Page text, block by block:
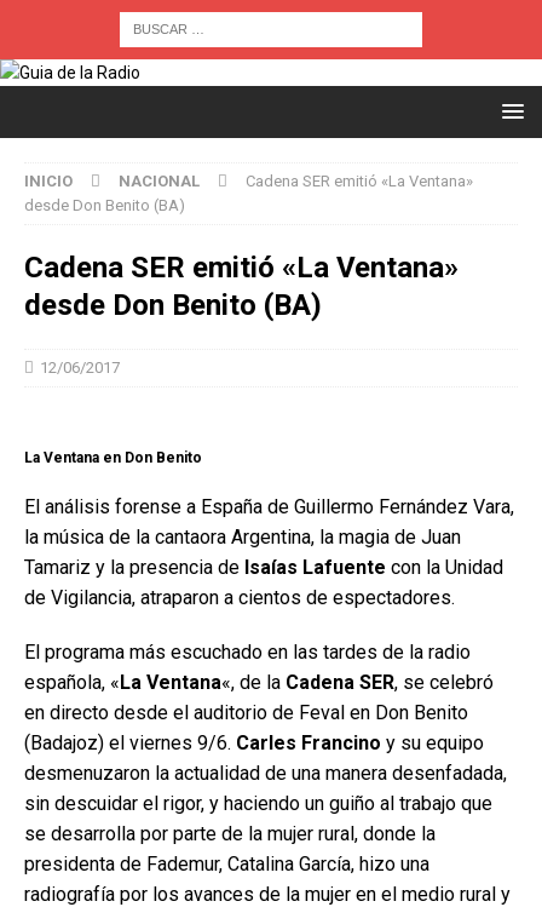
INICIO NACIONAL
Cadena SER emitió «La Ventana»
desde Don Benito (BA)
Cadena SER emitió «La Ventana»
desde Don Benito (BA)
12/06/2017
La Ventana en Don Benito
El análisis forense a España de Guillermo Fernández Vara,
la música de la cantaora Argentina, la magia de Juan
Tamariz y la presencia de Isaías Lafuente con la Unidad
de Vigilancia, atraparon a cientos de espectadores.
El programa más escuchado en las tardes de la radio
española, «La Ventana«, de la Cadena SER, se celebró
en directo desde el auditorio de Feval en Don Benito
(Badajoz) el viernes 9/6. Carles Francino y su equipo
desmenuzaron la actualidad de una manera desenfadada,
sin descuidar el rigor, y haciendo un guiño al trabajo que
se desarrolla por parte de la mujer rural, donde la
presidenta de Fademur, Catalina García, hizo una
radiografía por los avances de la mujer en el medio rural y